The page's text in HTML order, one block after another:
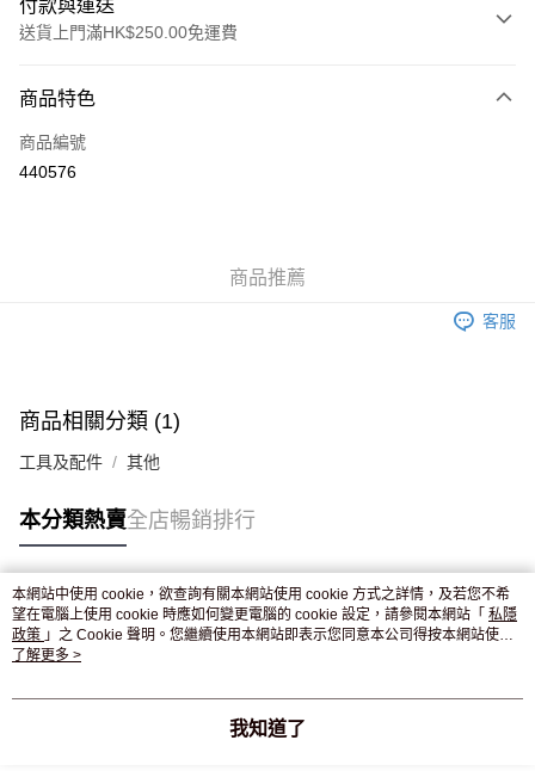
付款與運送
送貨上門滿HK$250.00免運費
信用卡
Apple Pay
付款後門市自取，訂單確認後2-4個工作天到店，7天內取。逾期後
商品特色
商品編號
440576
商品推薦
客服
商品相關分類 (1)
工具及配件 其他
本分類熱賣全店暢銷排行
熱門標籤
熱銷排行
本網站中使用 cookie，欲查詢有關本網站使用 cookie 方式之詳情，及若您不希
望在電腦上使用 cookie 時應如何變更電腦的 cookie 設定，請參閱本網站「 私隱
政策 」之 Cookie 聲明。您繼續使用本網站即表示您同意本公司得按本網站使用
條款之 Cookie 聲明使用 cookie。
了解更多 >
我知道了